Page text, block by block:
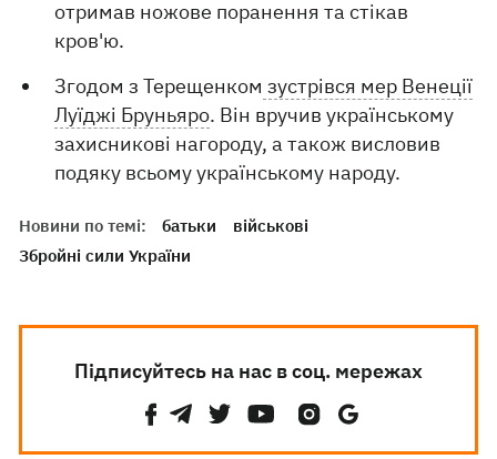
отримав ножове поранення та стікав
кров'ю.
Згодом з Терещенком зустрівся мер Венеції
Луїджі Бруньяро. Він вручив українському
захисникові нагороду, а також висловив
подяку всьому українському народу.
Новини по темі: батьки
військові
Збройні сили України
Підписуйтесь на нас в соц. мережах